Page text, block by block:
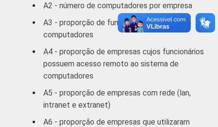
comunicações
imobiliárias,
aluguéis e
empresas
94
Outros
89
A2 - número de computadores por empresa
A3 - proporção de funcionários que usam
computadores
A4 - proporção de empresas cujos funcionários
possuem acesso remoto ao sistema de
computadores
A5 - proporção de empresas com rede (lan,
intranet e extranet)
A6 - proporção de empresas que utilizaram